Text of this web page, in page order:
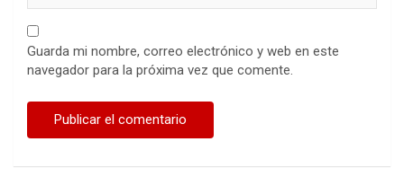
Guarda mi nombre, correo electrónico y web en este
navegador para la próxima vez que comente.